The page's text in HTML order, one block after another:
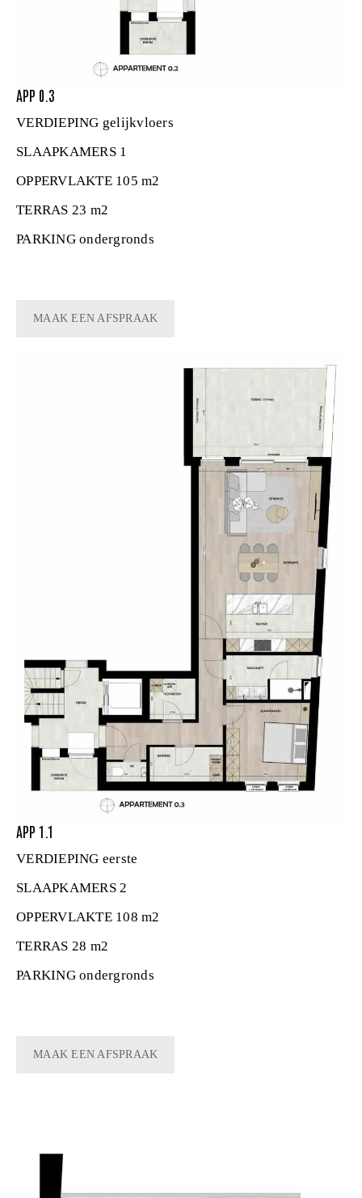
APP 0.3
VERDIEPING gelijkvloers
SLAAPKAMERS 1
OPPERVLAKTE 105 m2
TERRAS 23 m2
PARKING ondergronds
MAAK EEN AFSPRAAK
APP 1.1
VERDIEPING eerste
SLAAPKAMERS 2
OPPERVLAKTE 108 m2
TERRAS 28 m2
PARKING ondergronds
MAAK EEN AFSPRAAK